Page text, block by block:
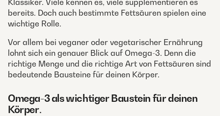
Klassiker. Viele kennen es, viele supplementieren es
bereits. Doch auch bestimmte Fettsäuren spielen eine
wichtige Rolle.
Vor allem bei veganer oder vegetarischer Ernährung
lohnt sich ein genauer Blick auf Omega-3. Denn die
richtige Menge und die richtige Art von Fettsäuren sind
bedeutende Bausteine für deinen Körper.
Omega-3 als wichtiger Baustein für deinen
Körper.